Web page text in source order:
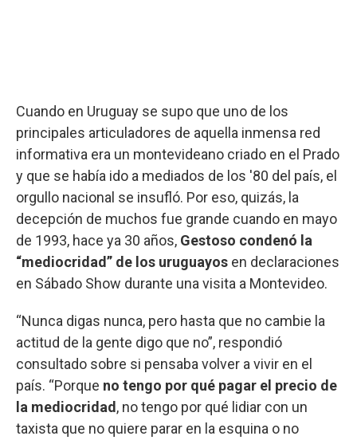
Cuando en Uruguay se supo que uno de los
principales articuladores de aquella inmensa red
informativa era un montevideano criado en el Prado
y que se había ido a mediados de los '80 del país, el
orgullo nacional se insufló. Por eso, quizás, la
decepción de muchos fue grande cuando en mayo
de 1993, hace ya 30 años, Gestoso condenó la
“mediocridad” de los uruguayos en declaraciones
en Sábado Show durante una visita a Montevideo.
“Nunca digas nunca, pero hasta que no cambie la
actitud de la gente digo que no”, respondió
consultado sobre si pensaba volver a vivir en el
país. “Porque no tengo por qué pagar el precio de
la mediocridad , no tengo por qué lidiar con un
taxista que no quiere parar en la esquina o no